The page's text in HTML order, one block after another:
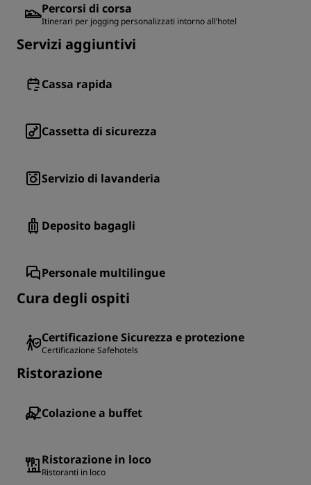
Percorsi di corsa
Itinerari per jogging personalizzati intorno all’hotel
Servizi aggiuntivi
Cassa rapida
Cassetta di sicurezza
Servizio di lavanderia
Deposito bagagli
Personale multilingue
Cura degli ospiti
Certificazione Sicurezza e protezione
Certificazione Safehotels
Ristorazione
Colazione a buffet
Ristorazione in loco
Ristoranti in loco